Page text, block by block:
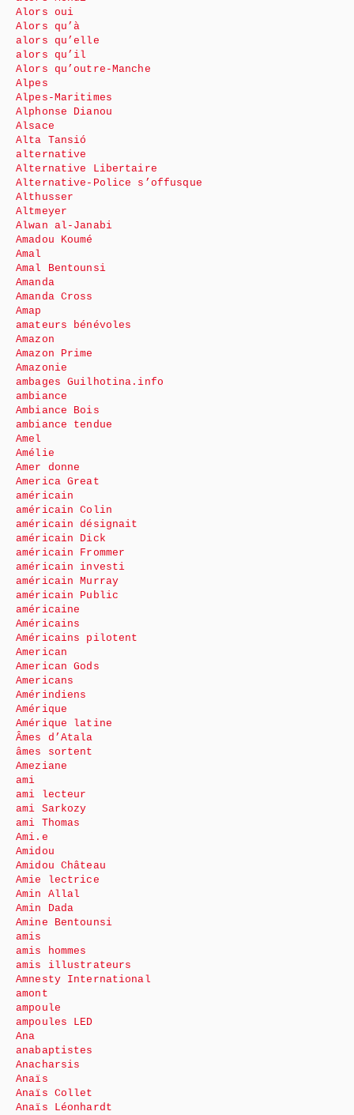
Alors oui
Alors qu’à
alors qu’elle
alors qu’il
Alors qu’outre-Manche
Alpes
Alpes-Maritimes
Alphonse Dianou
Alsace
Alta Tansió
alternative
Alternative Libertaire
Alternative-Police s’offusque
Althusser
Altmeyer
Alwan al-Janabi
Amadou Koumé
Amal
Amal Bentounsi
Amanda
Amanda Cross
Amap
amateurs bénévoles
Amazon
Amazon Prime
Amazonie
ambages Guilhotina.info
ambiance
Ambiance Bois
ambiance tendue
Amel
Amélie
Amer donne
America Great
américain
américain Colin
américain désignait
américain Dick
américain Frommer
américain investi
américain Murray
américain Public
américaine
Américains
Américains pilotent
American
American Gods
Americans
Amérindiens
Amérique
Amérique latine
Âmes d’Atala
âmes sortent
Ameziane
ami
ami lecteur
ami Sarkozy
ami Thomas
Ami.e
Amidou
Amidou Château
Amie lectrice
Amin Allal
Amin Dada
Amine Bentounsi
amis
amis hommes
amis illustrateurs
Amnesty International
amont
ampoule
ampoules LED
Ana
anabaptistes
Anacharsis
Anaïs
Anaïs Collet
Anaïs Léonhardt